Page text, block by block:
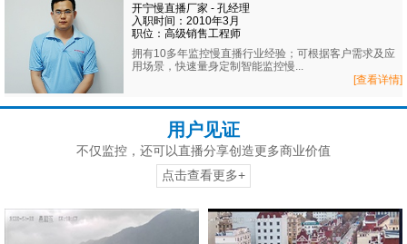
开宁慢直播厂家 - 孔经理
入职时间：2010年3月
职位：高级销售工程师
拥有10多年监控慢直播行业经验；可根据客户需求及应
用场景，快速量身定制智能监控慢...
[查看详情]
用户见证
不仅监控，还可以直播分享创造更多商业价值
点击查看更多+